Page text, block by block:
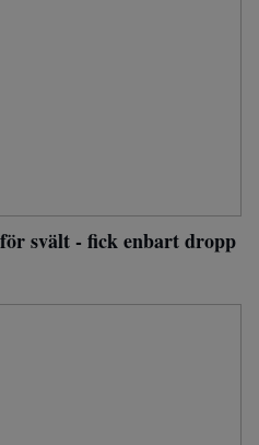
svält - fick enbart dropp